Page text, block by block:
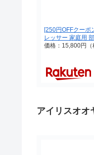
[250円OFFクーポ
レッサー 家庭用
価格：15,800円
アイリスオオ